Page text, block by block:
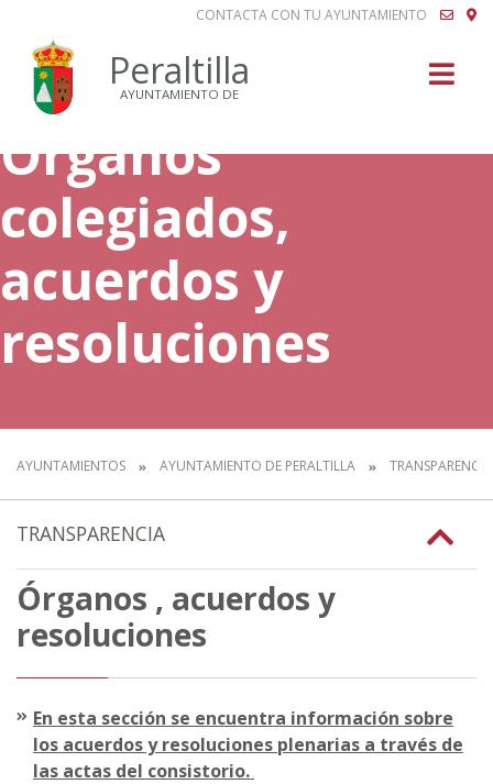
CONTACTA CON TU AYUNTAMIENTO
Peraltilla
AYUNTAMIENTO DE
Órganos
colegiados,
acuerdos y
resoluciones
AYUNTAMIENTOS AYUNTAMIENTO DE PERALTILLA TRANSPARENCIA
TRANSPARENCIA
Órganos , acuerdos y
resoluciones
En esta sección se encuentra información sobre
los acuerdos y resoluciones plenarias a través de
las actas del consistorio.